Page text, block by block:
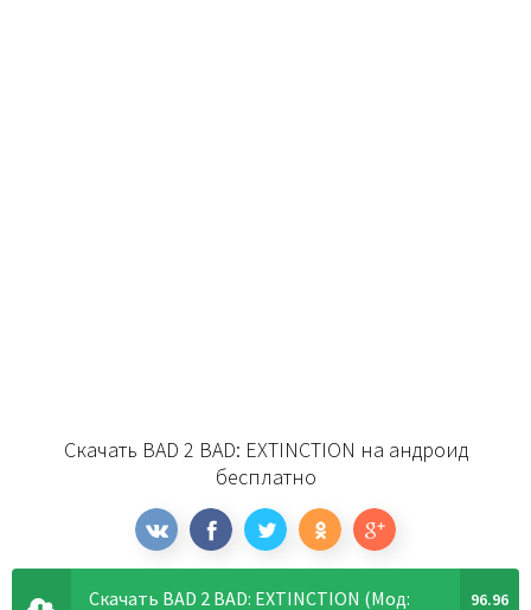
Скачать BAD 2 BAD: EXTINCTION на андроид
бесплатно
Скачать BAD 2 BAD: EXTINCTION (Мод: 96.96